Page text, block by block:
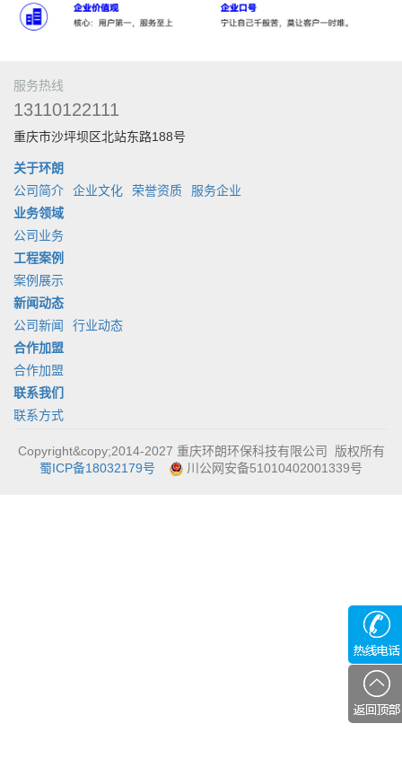
服务热线
13110122111
重庆市沙坪坝区北站东路188号
关于环朗
公司简介
企业文化 荣誉资质
服务企业
业务领域
公司业务
工程案例
案例展示
新闻动态
公司新闻
行业动态
合作加盟
合作加盟
联系我们
联系方式
Copyright&copy;2014-2027 重庆环朗环保科技有限公司 版权所有
蜀ICP备18032179号
川公网安备51010402001339号